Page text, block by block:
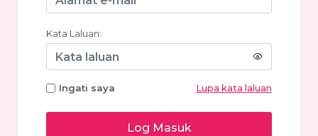
Kata Laluan:
Ingati saya Lupa kata laluan
Log Masuk